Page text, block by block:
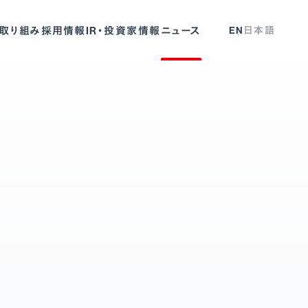
り組み 採用情報IR・投資家情報ニュース EN 日本語